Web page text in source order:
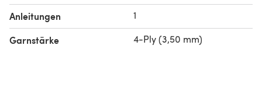
Anleitungen 1
Garnstärke 4-Ply (3,50 mm)